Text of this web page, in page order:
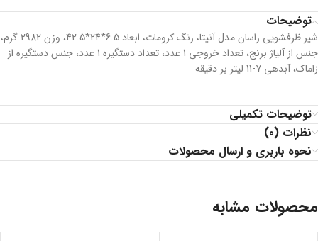
توضیحات
شیر ظرفشویی راسان مدل آنیتا، رنگ کرومات، ابعاد 6.5*24*42.5، وزن 2982 گرم،
جنس از آلیاژ برنج، تعداد خروجی 1 عدد، تعداد دستگیره 1 عدد، جنس دستگیره از
زاماک، آبدهی 7-11 لیتر بر دقیقه
توضیحات تکمیلی
نظرات (0)
نحوه باربری و ارسال محصولات
محصولات مشابه